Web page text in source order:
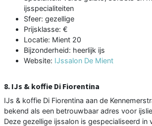
ijsspecialiteiten
Sfeer: gezellige
Prijsklasse: €
Locatie: Mient 20
Bijzonderheid: heerlijk ijs
Website: IJssalon De Mient
8. IJs & koffie Di Fiorentina
IJs & koffie Di Fiorentina aan de
bekend als een betrouwbaar adres voor
Deze gezellige ijssalon is gespecialiseerd in